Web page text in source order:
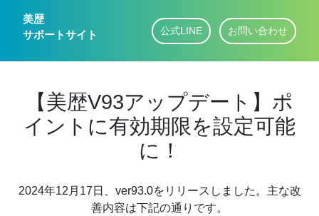
美歴
サポートサイト
公式LINE お問い合わせ
【美歴V93アップデート】ポ
イントに有効期限を設定可能
に！
2024年12月17日、ver93.0をリリースしました。主な改
善内容は下記の通りです。